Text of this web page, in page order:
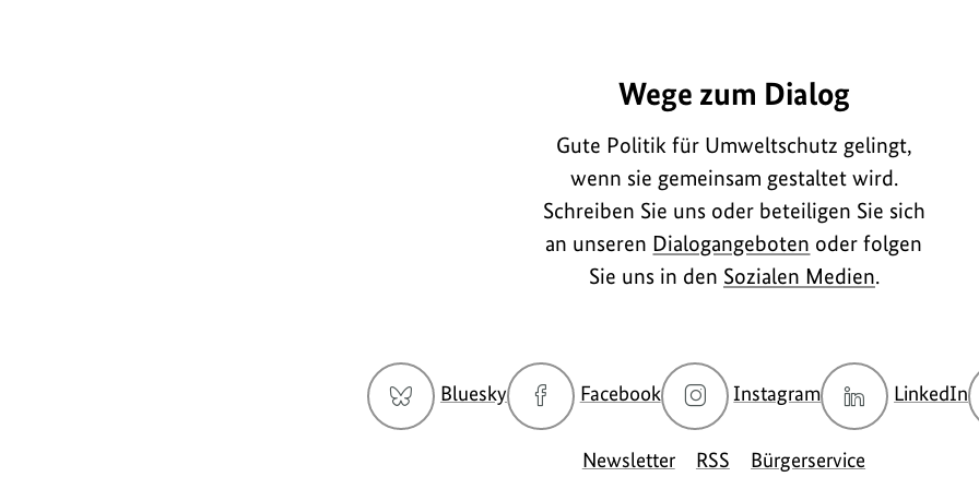
Wege zum Dialog
Gute Politik für Umweltschutz gelingt,
wenn sie gemeinsam gestaltet wird.
Schreiben Sie uns oder beteiligen Sie sich
an unseren Dialogangeboten oder folgen
Sie uns in den Sozialen Medien.
Bluesky
zur
Bluesky-
Seite
Facebook
zur
Facebook-
Seite
des
Instagram
zur
Instagram-
Seite
des
LinkedIn
Newsletter RSS Bürgerservice